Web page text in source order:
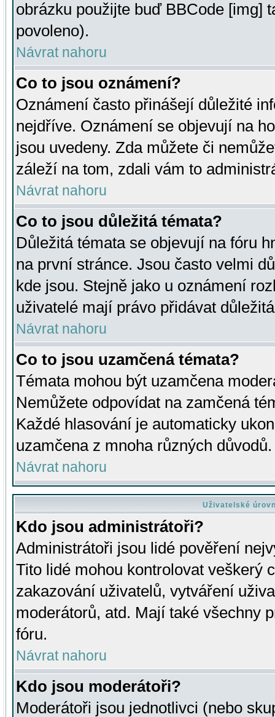
obrázku použijte buď BBCode [img]
povoleno).
Návrat nahoru
Co to jsou oznámení?
Oznámení často přinášejí důležité
nejdříve. Oznámení se objevují na
jsou uvedeny. Zda můžete či
záleží na tom, zdali vám to
Návrat nahoru
Co to jsou důležitá témata?
Důležitá témata se objevují na fóru
na první stránce. Jsou často velmi
kde jsou. Stejně jako u oznámení
uživatelé mají právo přidávat
Návrat nahoru
Co to jsou uzamčená témata?
Témata mohou být uzamčena
Nemůžete odpovídat na zamčená
Každé hlasování je automaticky
uzamčena z mnoha různých důvodů.
Návrat nahoru
Uživatelské
Kdo jsou administrátoři?
Administrátoři jsou lidé pověření
Tito lidé mohou kontrolovat veškerý
zakazování uživatelů, vytváření
moderátorů, atd. Mají také všechny
fóru.
Návrat nahoru
Kdo jsou moderátoři?
Moderátoři jsou jednotlivci (nebo